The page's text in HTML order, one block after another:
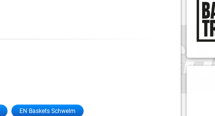
EN Baskets Schwelm